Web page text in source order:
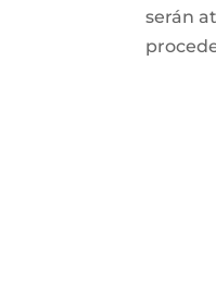
serán